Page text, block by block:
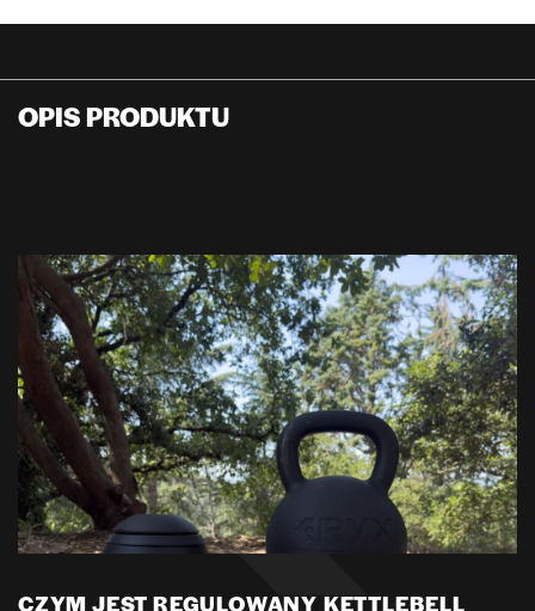
OPIS PRODUKTU
CZYM JEST REGULOWANY KETTLEBELL